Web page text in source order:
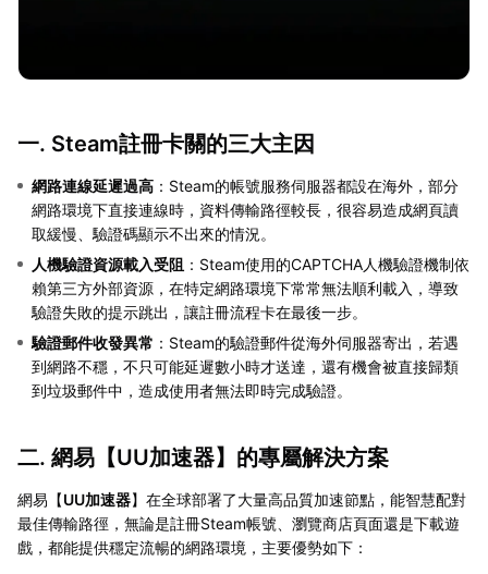
一. Steam註冊卡關的三大主因
網路連線延遲過高 ：Steam的帳號服務伺服器都設在海外，部分
網路環境下直接連線時，資料傳輸路徑較長，很容易造成網頁讀
取緩慢、驗證碼顯示不出來的情況。
人機驗證資源載入受阻 ：Steam使用的CAPTCHA人機驗證機制依
賴第三方外部資源，在特定網路環境下常常無法順利載入，導致
驗證失敗的提示跳出，讓註冊流程卡在最後一步。
驗證郵件收發異常 ：Steam的驗證郵件從海外伺服器寄出，若遇
到網路不穩，不只可能延遲數小時才送達，還有機會被直接歸類
到垃圾郵件中，造成使用者無法即時完成驗證。
二. 網易【UU加速器】的專屬解決方案
網易【UU加速器】在全球部署了大量高品質加速節點，能智慧配對
最佳傳輸路徑，無論是註冊Steam帳號、瀏覽商店頁面還是下載遊
戲，都能提供穩定流暢的網路環境，主要優勢如下：